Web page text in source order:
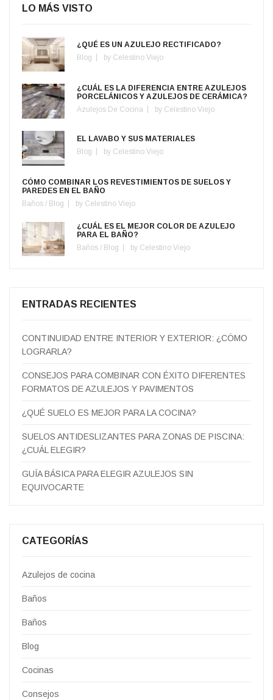
LO MÁS VISTO
¿QUÉ ES UN AZULEJO RECTIFICADO?
Blog
by Celestino Viejo
¿CUÁL ES LA DIFERENCIA ENTRE AZULEJOS
PORCELÁNICOS Y AZULEJOS DE CERÁMICA?
Azulejos De Cocina
by Celestino Viejo
EL LAVABO Y SUS MATERIALES
Blog
by Celestino Viejo
CÓMO COMBINAR LOS REVESTIMIENTOS DE SUELOS Y
PAREDES EN EL BAÑO
Baños / Blog by Celestino Viejo
¿CUÁL ES EL MEJOR COLOR DE AZULEJO
PARA EL BAÑO?
Baños / Blog by Celestino Viejo
ENTRADAS RECIENTES
CONTINUIDAD ENTRE INTERIOR Y EXTERIOR: ¿CÓMO
LOGRARLA?
CONSEJOS PARA COMBINAR CON ÉXITO DIFERENTES
FORMATOS DE AZULEJOS Y PAVIMENTOS
¿QUÉ SUELO ES MEJOR PARA LA COCINA?
SUELOS ANTIDESLIZANTES PARA ZONAS DE PISCINA:
¿CUÁL ELEGIR?
GUÍA BÁSICA PARA ELEGIR AZULEJOS SIN
EQUIVOCARTE
CATEGORÍAS
Azulejos de cocina
Baños
Baños
Blog
Cocinas
Consejos